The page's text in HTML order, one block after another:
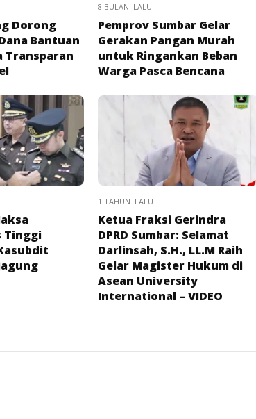
Dorong
Bantuan
Transparan
8 BULAN LALU
Pemprov Sumbar Gelar
Gerakan Pangan Murah
untuk Ringankan Beban
Warga Pasca Bencana
Tinggi
1 TAHUN LALU
Ketua Fraksi Gerindra
DPRD Sumbar: Selamat
Darlinsah, S.H., LL.M Raih
Gelar Magister Hukum di
Asean University
International – VIDEO